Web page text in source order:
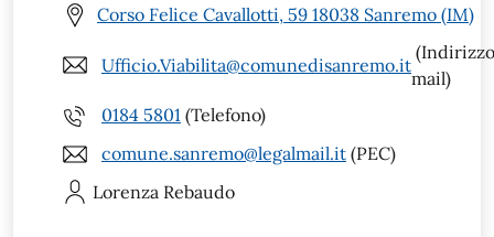
Corso Felice Cavallotti, 59 18038 Sanremo (IM)
Ufficio.Viabilita@comunedisanremo.it
(Indirizzo
mail)
0184 5801 (Telefono)
comune.sanremo@legalmail.it (PEC)
Lorenza Rebaudo